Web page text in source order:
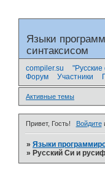
Языки
синтаксисом
compiler.su
Форум
Участники
Активные темы
Привет, Гость! Войдите
»Языки
»Русский Си и